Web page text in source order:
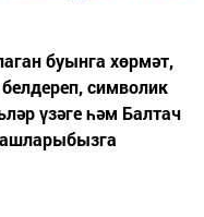
буынга хөрмәт,
белдереп, символик
үзәге һәм Балтач